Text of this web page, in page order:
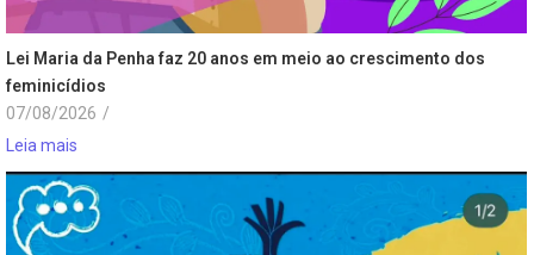
Lei Maria da Penha faz 20 anos em meio ao crescimento dos
feminicídios
07/08/2026 /
Leia mais